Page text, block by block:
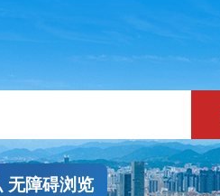
无障碍浏览